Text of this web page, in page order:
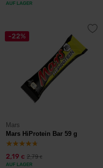
AUF LAGER
-22%
Mars
Mars HiProtein Bar 59 g
2,19 € 2,79€
AUF LAGER